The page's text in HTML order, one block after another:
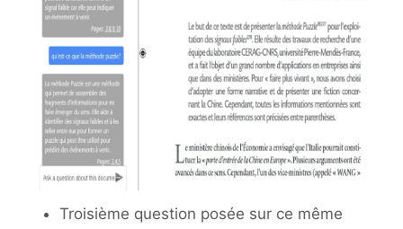
Troisième question posée sur ce même